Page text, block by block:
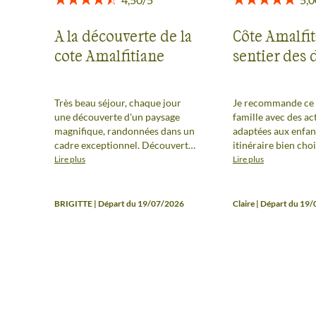
A la découverte de la
cote Amalfitiane
Très beau séjour, chaque jour
une découverte d'un paysage
magnifique, randonnées dans un
cadre exceptionnel. Découverte
de ce pays grâce à notre guide
pays, la nourriture local lors des
Lire plus
BRIGITTE | Départ du 19/07/2026
Côte
sentier des
Je recommande
famille avec des
adaptées aux
itinéraire bien
région
Lire plus
Claire | Départ du